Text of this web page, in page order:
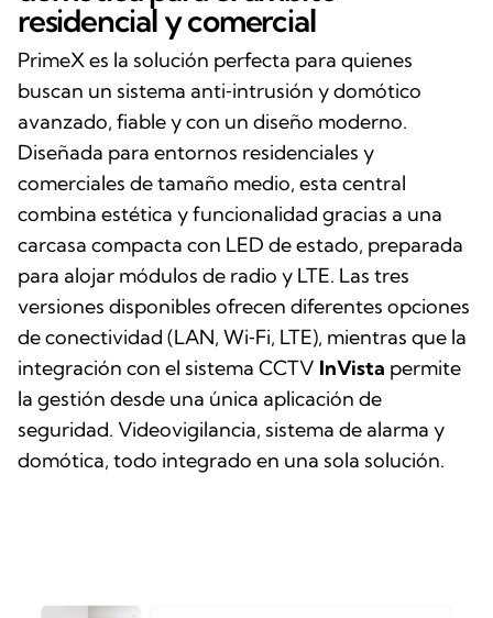
residencial y comercial
PrimeX es la solución perfecta para quienes
buscan un sistema anti‑intrusión y domótico
avanzado, fiable y con un diseño moderno.
Diseñada para entornos residenciales y
comerciales de tamaño medio, esta central
combina estética y funcionalidad gracias a una
carcasa compacta con LED de estado, preparada
para alojar módulos de radio y LTE. Las tres
versiones disponibles ofrecen diferentes opciones
de conectividad (LAN, Wi‑Fi, LTE), mientras que la
integración con el sistema CCTV InVista permite
la gestión desde una única aplicación de
seguridad. Videovigilancia, sistema de alarma y
domótica, todo integrado en una sola solución.